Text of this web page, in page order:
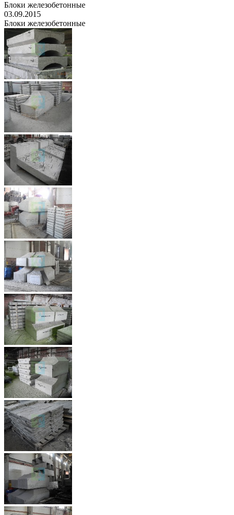
Блоки железобетонные
03.09.2015
Блоки железобетонные